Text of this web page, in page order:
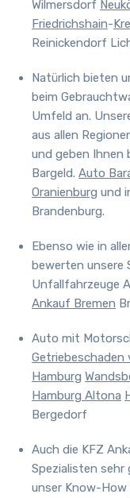
Wilmersdorf
Friedrichshain-
Reinickendorf
Natürlich bieten
beim
Umfeld an.
aus allen
und geben Ihnen
Bargeld. Auto
Oranienburg und
Brandenburg.
Ebenso wie in
bewerten unsere
Unfallfahrzeuge
Ankauf Bremen
Auto mit
Getriebeschaden
Hamburg
Hamburg Altona
Bergedorf
Auch die KFZ
Spezialisten sehr
unser Know-How